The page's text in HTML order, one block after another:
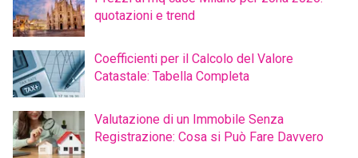
quotazioni e trend
Coefficienti per il Calcolo del Valore
Catastale: Tabella Completa
Valutazione di un Immobile Senza
Registrazione: Cosa si Può Fare Davvero